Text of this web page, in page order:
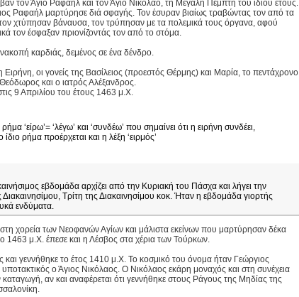
τον Άγιο Ραφαήλ και τον Άγιο Νικόλαο, τη Μεγάλη Πέμπτη του ιδίου έτους.
Ραφαήλ μαρτύρησε διά σφαγής. Τον έσυραν βιαίως τραβώντας τον από τα
χτύπησαν βάναυσα, τον τρύπησαν με τα πολεμικά τους όργανα, αφού
τον έσφαξαν πριονίζοντάς τον από το στόμα.
καρδιάς, δεμένος σε ένα δένδρο.
οι γονείς της Βασίλειος (προεστός Θέρμης) και Μαρία, το πεντάχρονο
και ο ιατρός Αλέξανδρος.
9 Απριλίου του έτους 1463 μ.Χ.
‘είρω’= ‘λέγω’ και ‘συνδέω’ που σημαίνει ότι η ειρήνη συνδέει,
ρήμα προέρχεται και η λέξη ‘ειρμός’
εβδομάδα αρχίζει από την Κυριακή του Πάσχα και λήγει την
Τρίτη της Διακαινησίμου κοκ. Ήταν η εβδομάδα γιορτής
ενδύματα.
χορεία των Νεοφανών Αγίων και μάλιστα εκείνων που μαρτύρησαν δέκα
1463 μ.Χ. έπεσε και η Λέσβος στα χέρια των Τούρκων.
γεννήθηκε το έτος 1410 μ.Χ. Το κοσμικό του όνομα ήταν Γεώργιος
ο Άγιος Νικόλαος. Ο Νικόλαος εκάρη μοναχός και στη συνέχεια
αν και αναφέρεται ότι γεννήθηκε στους Ράγους της Μηδίας της